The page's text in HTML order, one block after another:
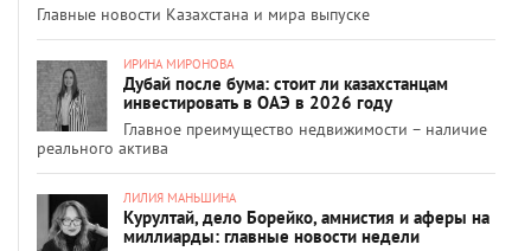
Главные новости Казахстана и мира выпуске
ИРИНА МИРОНОВА
Дубай после бума: стоит ли казахстанцам
инвестировать в ОАЭ в 2026 году
Главное преимущество недвижимости – наличие
реального актива
ЛИЛИЯ МАНЬШИНА
Курултай, дело Борейко, амнистия и аферы на
миллиарды: главные новости недели